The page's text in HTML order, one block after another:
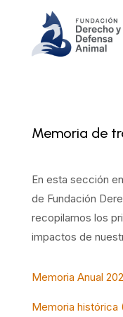
Memoria de
En esta sección
de Fundación
recopilamos los
impactos de
Memoria Anual
Memoria histórica